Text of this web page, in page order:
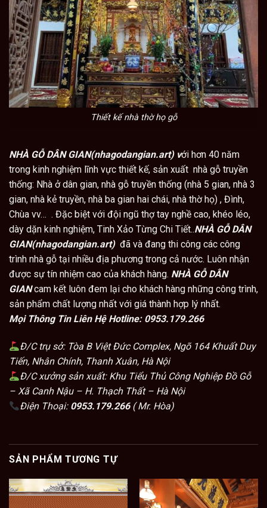
Thiết kế nhà thờ họ gỗ
NHÀ GỖ DÂN GIAN(nhagodangian.art) với hơn 40 năm
trong kinh nghiệm lĩnh vực thiết kế, sản xuất nhà gỗ truyền
thống: Nhà ở dân gian, nhà gỗ truyền thống (nhà 5 gian, nhà 3
gian, nhà kẻ truyền, nhà ba gian hai chái, nhà thờ họ) , Đình,
Chùa vv… . Đặc biệt với đội ngũ thợ tay nghề cao, khéo léo,
dày dặn kinh nghiệm, Tinh Xảo Từng Chi Tiết..NHÀ GỖ DÂN
GIAN(nhagodangian.art) đã và đang thi công các công
trình nhà gỗ tại nhiều địa phương trong cả nước. Luôn nhận
được sự tín nhiệm cao của khách hàng. NHÀ GỖ DÂN
GIANcam kết luôn đem lại cho khách hàng những công trình,
sản phẩm chất lượng nhất với giá thành hợp lý nhất.
Mọi Thông Tin Liên Hệ Hotline: 0953.179.266
Đ/C trụ sở: Tòa B Việt Đức Complex, Ngõ 164 Khuất Duy
Tiến, Nhân Chính, Thanh Xuân, Hà Nội
Đ/C xưởng sản xuất: Khu Tiểu Thủ Công Nghiệp Đồ Gỗ
– Xã Canh Nậu – H. Thạch Thất – Hà Nội
Điện Thoại: 0953.179.266( Mr. Hòa)
SẢN PHẨM TƯƠNG TỰ